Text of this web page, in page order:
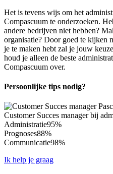
Het is tevens wijs om het
Compascuum te onderzoeken.
andere bedrijven niet hebben?
organisatie? Door goed te kijken
je te maken hebt zal je jouw
houd je alleen de beste
Compascuum over.
Persoonlijke tips nodig?
Customer Succes manager bij
Administratie95%
Prognoses88%
Communicatie98%
Ik help je graag